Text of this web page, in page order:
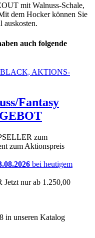
mit Walnuss-Schale,
dem Hocker können Sie
auskosten.
auch folgende
Fantasy
zum
zum Aktionspreis
bei heutigem
Jetzt nur ab 1.250,00
in unseren Katalog